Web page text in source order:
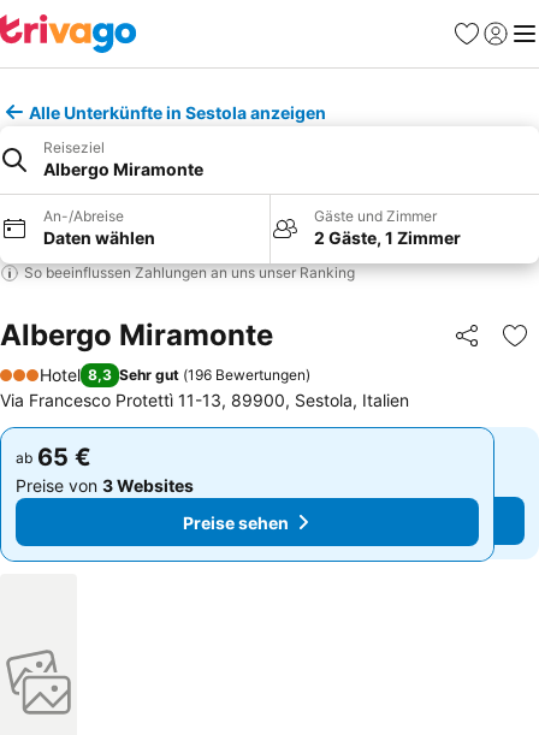
Favoriten
Alle Unterkünfte in Sestola anzeigen
Reiseziel
Albergo Miramonte
An-/Abreise
Daten wählen
Gäste und Zimmer
2 Gäste, 1 Zimmer
So beeinflussen Zahlungen an uns unser Ranking
Albergo Miramonte Teilen
3 Sterne
Hotel 8,3 Sehr gut (196 Bewertungen)
Via Francesco Protettì 11-13, 89900, Sestola, Italien
ab 65 €
Preise von 3 Websites
Preise sehen
ab 65 €
Preise von 3 Websites
Preise sehen